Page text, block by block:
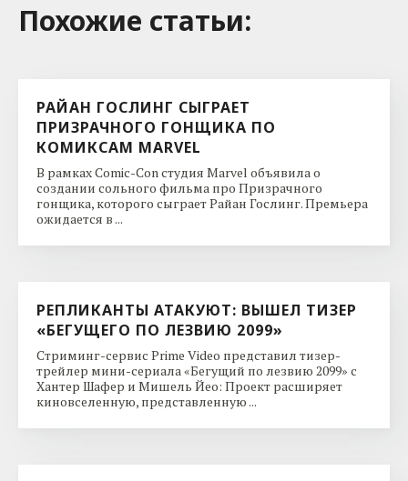
Похожие cтатьи:
РАЙАН ГОСЛИНГ СЫГРАЕТ
ПРИЗРАЧНОГО ГОНЩИКА ПО
КОМИКСАМ MARVEL
В рамках Comic-Con студия Marvel объявила о
создании сольного фильма про Призрачного
гонщика, которого сыграет Райан Гослинг. Премьера
ожидается в ...
РЕПЛИКАНТЫ АТАКУЮТ: ВЫШЕЛ ТИЗЕР
«БЕГУЩЕГО ПО ЛЕЗВИЮ 2099»
Стриминг-сервис Prime Video представил тизер-
трейлер мини-сериала «Бегущий по лезвию 2099» с
Хантер Шафер и Мишель Йео: Проект расширяет
киновселенную, представленную ...